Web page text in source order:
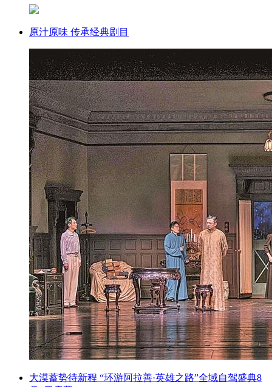
原汁原味 传承经典剧目
大漠蓄势待新程 “环游阿拉善·英雄之路”全域自驾盛典8